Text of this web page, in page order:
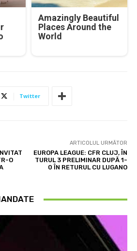
Amazingly Beautiful
Places Around the
World
Twitter
O
ARTICOLUL URMĂTOR
EUROPA LEAGUE: CFR CLUJ, ÎN
TURUL 3 PRELIMINAR DUPĂ 1-
0 ÎN RETURUL CU LUGANO